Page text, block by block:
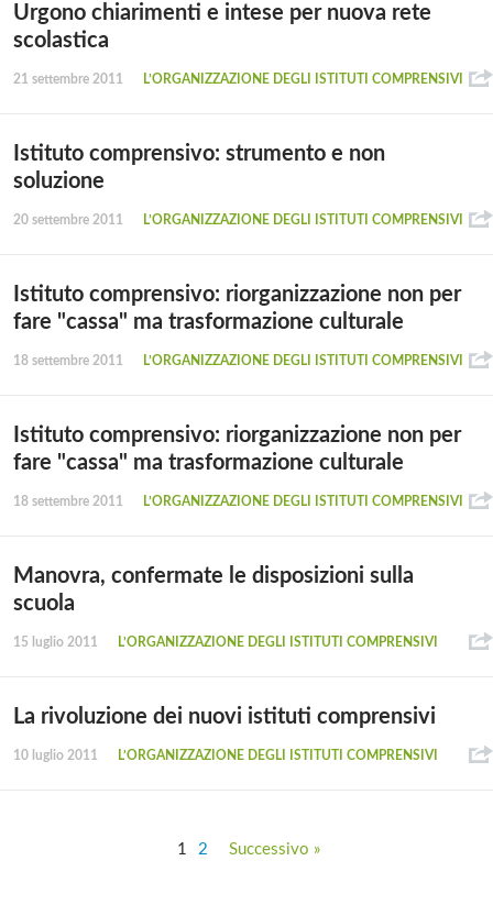
Urgono chiarimenti e intese per nuova rete
scolastica
21 settembre 2011 L’ORGANIZZAZIONE DEGLI ISTITUTI COMPRENSIVI
Istituto comprensivo: strumento e non
soluzione
20 settembre 2011 L’ORGANIZZAZIONE DEGLI ISTITUTI COMPRENSIVI
Istituto comprensivo: riorganizzazione non per
fare "cassa" ma trasformazione culturale
18 settembre 2011 L’ORGANIZZAZIONE DEGLI ISTITUTI COMPRENSIVI
Istituto comprensivo: riorganizzazione non per
fare "cassa" ma trasformazione culturale
18 settembre 2011 L’ORGANIZZAZIONE DEGLI ISTITUTI COMPRENSIVI
Manovra, confermate le disposizioni sulla
scuola
15 luglio 2011 L’ORGANIZZAZIONE DEGLI ISTITUTI COMPRENSIVI
La rivoluzione dei nuovi istituti comprensivi
10 luglio 2011 L’ORGANIZZAZIONE DEGLI ISTITUTI COMPRENSIVI
1 2 Successivo »